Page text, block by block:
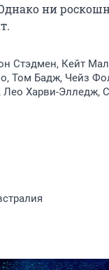
ни
Стэдмен, Кейт
Том Бадж, Чейз
Харви-Элледж,